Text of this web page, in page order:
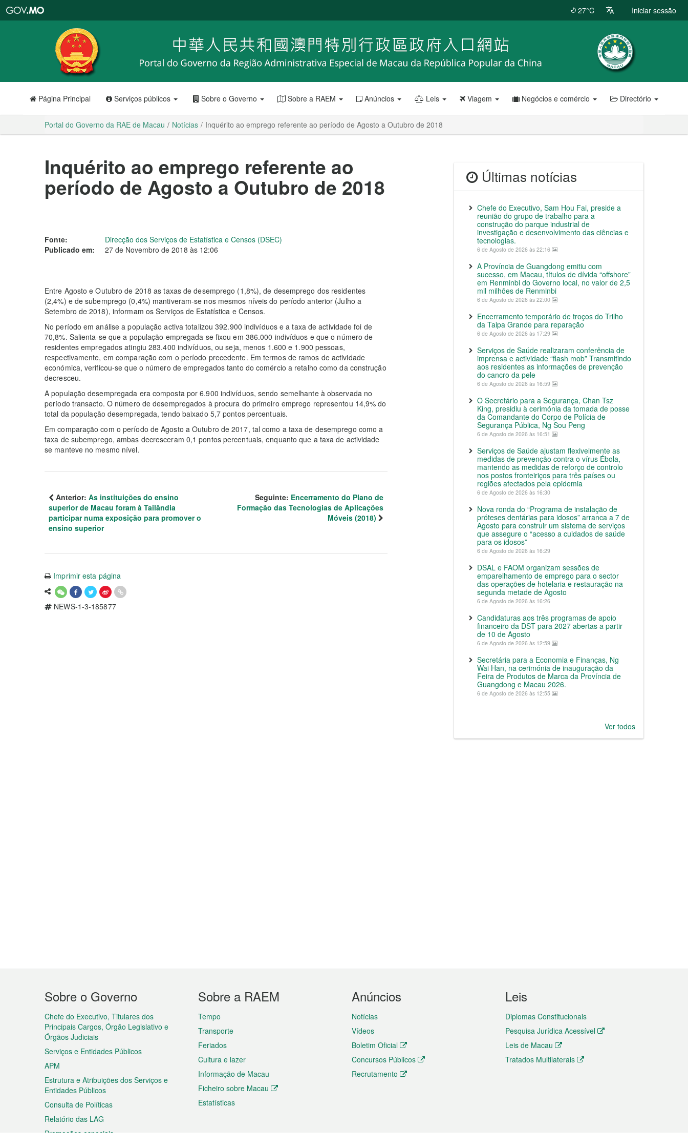
RAE
de
Macau
27°C Iniciar sessão
Página Principal Serviços públicos Sobre o Governo Sobre a RAEM Anúncios Leis Viagem Negócios e comércio Directório
Portal do Governo da RAE de Macau Notícias Inquérito ao emprego referente ao período de Agosto a Outubro de 2018
Inquérito ao emprego referente ao
período de Agosto a Outubro de 2018
Fonte:
Direcção dos Serviços de Estatística e Censos (DSEC)
Publicado em:
27 de Novembro de 2018 às 12:06
Entre Agosto e Outubro de 2018 as taxas de desemprego (1,8%), de desemprego dos residentes
(2,4%) e de subemprego (0,4%) mantiveram-se nos mesmos níveis do período anterior (Julho a
Setembro de 2018), informam os Serviços de Estatística e Censos.
No período em análise a população activa totalizou 392.900 indivíduos e a taxa de actividade foi de
70,8%. Salienta-se que a população empregada se fixou em 386.000 indivíduos e que o número de
residentes empregados atingiu 283.400 indivíduos, ou seja, menos 1.600 e 1.900 pessoas,
respectivamente, em comparação com o período precedente. Em termos de ramos de actividade
económica, verificou-se que o número de empregados tanto do comércio a retalho como da construção
decresceu.
A população desempregada era composta por 6.900 indivíduos, sendo semelhante à observada no
período transacto. O número de desempregados à procura do primeiro emprego representou 14,9% do
total da população desempregada, tendo baixado 5,7 pontos percentuais.
Em comparação com o período de Agosto a Outubro de 2017, tal como a taxa de desemprego como a
taxa de subemprego, ambas decresceram 0,1 pontos percentuais, enquanto que a taxa de actividade
se manteve no mesmo nível.
Anterior: As instituições do ensino
superior de Macau foram à Tailândia
participar numa exposição para promover o
ensino superior
Seguinte: Encerramento do Plano de
Formação das Tecnologias de Aplicações
Móveis (2018)
Imprimir esta página
NEWS-1-3-185877
Últimas notícias
Chefe do Executivo, Sam Hou Fai, preside a
reunião do grupo de trabalho para a
construção do parque industrial de
investigação e desenvolvimento das ciências e
tecnologias.
6 de Agosto de 2026 às 22:16
A Província de Guangdong emitiu com
sucesso, em Macau, títulos de dívida “offshore”
em Renminbi do Governo local, no valor de 2,5
mil milhões de Renminbi
6 de Agosto de 2026 às 22:00
Encerramento temporário de troços do Trilho
da Taipa Grande para reparação
6 de Agosto de 2026 às 17:29
Serviços de Saúde realizaram conferência de
imprensa e actividade “flash mob” Transmitindo
aos residentes as informações de prevenção
do cancro da pele
6 de Agosto de 2026 às 16:59
O Secretário para a Segurança, Chan Tsz
King, presidiu à cerimónia da tomada de posse
da Comandante do Corpo de Polícia de
Segurança Pública, Ng Sou Peng
6 de Agosto de 2026 às 16:51
Serviços de Saúde ajustam flexivelmente as
medidas de prevenção contra o vírus Ébola,
mantendo as medidas de reforço de controlo
nos postos fronteiriços para três países ou
regiões afectados pela epidemia
6 de Agosto de 2026 às 16:30
Nova ronda do “Programa de instalação de
próteses dentárias para idosos” arranca a 7 de
Agosto para construir um sistema de serviços
que assegure o “acesso a cuidados de saúde
para os idosos”
6 de Agosto de 2026 às 16:29
DSAL e FAOM organizam sessões de
emparelhamento de emprego para o sector
das operações de hotelaria e restauração na
segunda metade de Agosto
6 de Agosto de 2026 às 16:26
Candidaturas aos três programas de apoio
financeiro da DST para 2027 abertas a partir
de 10 de Agosto
6 de Agosto de 2026 às 12:59
Secretária para a Economia e Finanças, Ng
Wai Han, na cerimónia de inauguração da
Feira de Produtos de Marca da Província de
Guangdong e Macau 2026.
6 de Agosto de 2026 às 12:55
Ver todos
Menu
do
rodapé
Sobre o Governo
Chefe do Executivo, Titulares dos
Principais Cargos, Órgão Legislativo e
Órgãos Judiciais
Serviços e Entidades Públicos
APM
Estrutura e Atribuições dos Serviços e
Entidades Públicos
Consulta de Políticas
Relatório das LAG
Promoções especiais
Sobre a RAEM
Tempo
Transporte
Feriados
Cultura e lazer
Informação de Macau
Ficheiro sobre Macau
Estatísticas
Anúncios
Notícias
Vídeos
Boletim Oficial
Concursos Públicos
Recrutamento
Leis
Diplomas Constitucionais
Pesquisa Jurídica Acessível
Leis de Macau
Tratados Multilaterais